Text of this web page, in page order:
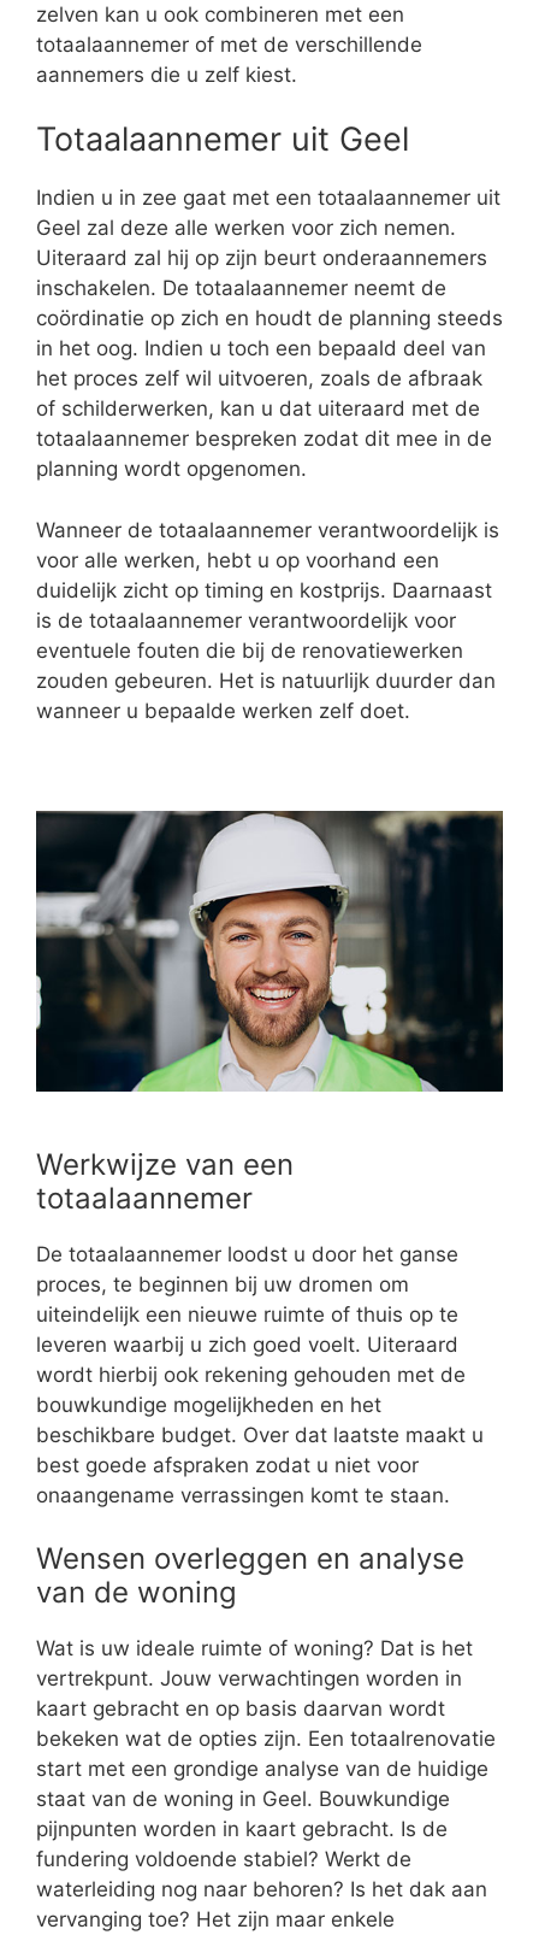
zelven kan u ook combineren met een
totaalaannemer of met de verschillende
aannemers die u zelf kiest.
Totaalaannemer uit Geel
Indien u in zee gaat met een totaalaannemer uit
Geel zal deze alle werken voor zich nemen.
Uiteraard zal hij op zijn beurt onderaannemers
inschakelen. De totaalaannemer neemt de
coördinatie op zich en houdt de planning steeds
in het oog. Indien u toch een bepaald deel van
het proces zelf wil uitvoeren, zoals de afbraak
of schilderwerken, kan u dat uiteraard met de
totaalaannemer bespreken zodat dit mee in de
planning wordt opgenomen.
Wanneer de totaalaannemer verantwoordelijk is
voor alle werken, hebt u op voorhand een
duidelijk zicht op timing en kostprijs. Daarnaast
is de totaalaannemer verantwoordelijk voor
eventuele fouten die bij de renovatiewerken
zouden gebeuren. Het is natuurlijk duurder dan
wanneer u bepaalde werken zelf doet.
Werkwijze van een
totaalaannemer
De totaalaannemer loodst u door het ganse
proces, te beginnen bij uw dromen om
uiteindelijk een nieuwe ruimte of thuis op te
leveren waarbij u zich goed voelt. Uiteraard
wordt hierbij ook rekening gehouden met de
bouwkundige mogelijkheden en het
beschikbare budget. Over dat laatste maakt u
best goede afspraken zodat u niet voor
onaangename verrassingen komt te staan.
Wensen overleggen en analyse
van de woning
Wat is uw ideale ruimte of woning? Dat is het
vertrekpunt. Jouw verwachtingen worden in
kaart gebracht en op basis daarvan wordt
bekeken wat de opties zijn. Een totaalrenovatie
start met een grondige analyse van de huidige
staat van de woning in Geel. Bouwkundige
pijnpunten worden in kaart gebracht. Is de
fundering voldoende stabiel? Werkt de
waterleiding nog naar behoren? Is het dak aan
vervanging toe? Het zijn maar enkele